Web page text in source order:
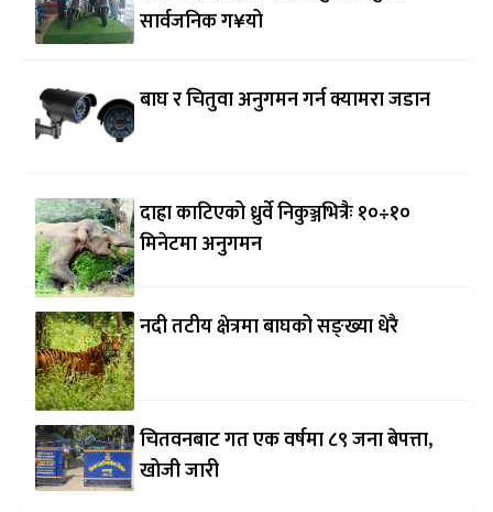
सार्वजनिक ग¥यो
बाघ र चितुवा अनुगमन गर्न क्यामरा जडान
दाह्रा काटिएको ध्रुर्वे निकुञ्जभित्रैः १०÷१०
मिनेटमा अनुगमन
नदी तटीय क्षेत्रमा बाघको सङ्ख्या धेरै
चितवनबाट गत एक वर्षमा ८९ जना बेपत्ता,
खोजी जारी